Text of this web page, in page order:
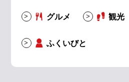
グルメ 観光
ふくいびと